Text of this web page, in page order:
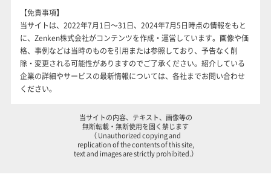
【免責事項】
当サイトは、2022年7月1日～31日、2024年7月5日時点の情報をもと
に、Zenken株式会社がコンテンツを作成・運営しています。画像や価
格、事例などは当時のものを引用または参照しており、予告なく削
除・変更される可能性がありますのでご了承ください。紹介している
企業の詳細やサービスの最新情報については、各社までお問い合わせ
ください。
当サイトの内容、テキスト、画像等の
無断転載・無断使用を固く禁じます
（ Unauthorized copying and
replication of the contents of this site,
text and images are strictly prohibited.）